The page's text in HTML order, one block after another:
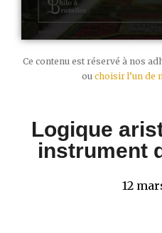
Ce contenu est réservé à nos
ou choisir l’un de
Logique
instrument
12